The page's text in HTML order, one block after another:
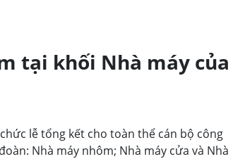
tại khối Nhà máy của
lễ tổng kết cho toàn thể cán bộ công
Nhà máy nhôm; Nhà máy cửa và Nhà